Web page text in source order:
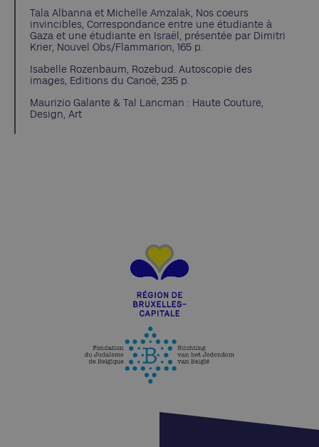
Tala Albanna et Michelle Amzalak, Nos coeurs
invincibles, Correspondance entre une étudiante à
Gaza et une étudiante en Israël, présentée par Dimitri
Krier, Nouvel Obs/Flammarion, 165 p.
Isabelle Rozenbaum, Rozebud. Autoscopie des
images, Editions du Canoë, 235 p.
Maurizio Galante & Tal Lancman : Haute Couture,
Design, Art